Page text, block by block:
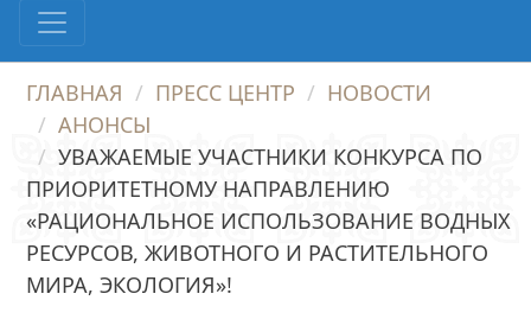
ГЛАВНАЯ ПРЕСС ЦЕНТР
НОВОСТИ
АНОНСЫ
УВАЖАЕМЫЕ УЧАСТНИКИ КОНКУРСА ПО
ПРИОРИТЕТНОМУ НАПРАВЛЕНИЮ
«РАЦИОНАЛЬНОЕ ИСПОЛЬЗОВАНИЕ ВОДНЫХ
РЕСУРСОВ, ЖИВОТНОГО И РАСТИТЕЛЬНОГО
МИРА, ЭКОЛОГИЯ»!